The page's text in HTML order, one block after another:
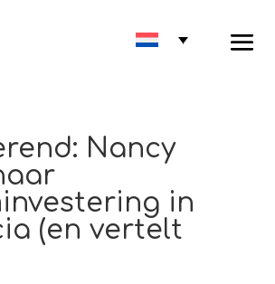
Nancy
in
(en vertelt